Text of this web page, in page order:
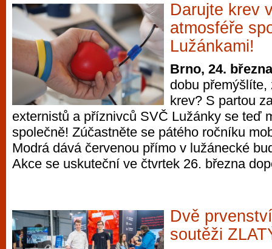
Darujte krev
atmosféře
Lužánkami!
Brno, 24.
dobu
krev? S partou
externistů a příznivců SVČ Lužánky se teď
společně! Zúčastněte se pátého ročníku
Modrá dává červenou přímo v lužánecké
Akce se uskuteční ve čtvrtek 26. března
Dvě
soutěži